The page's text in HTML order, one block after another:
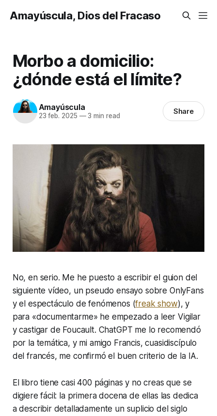
Amayúscula, Dios del Fracaso
Morbo a domicilio:
¿dónde está el límite?
Amayúscula
23 feb. 2025 —3 min read Share
No, en serio. Me he puesto a escribir el guion del
siguiente vídeo, un pseudo ensayo sobre OnlyFans
y el espectáculo de fenómenos (freak show), y
para «documentarme» he empezado a leerVigilar
y castigar de Foucault. ChatGPT me lo recomendó
por la temática, y mi amigo Francis, cuasidiscípulo
del francés, me confirmó el buen criterio de la IA.
El libro tiene casi 400 páginas y no creas que se
digiere fácil: la primera docena de ellas las dedica
a describir detalladamente un suplicio del siglo